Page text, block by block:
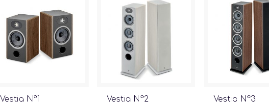
Vestia N°1 Vestia N°2 Vestia N°3